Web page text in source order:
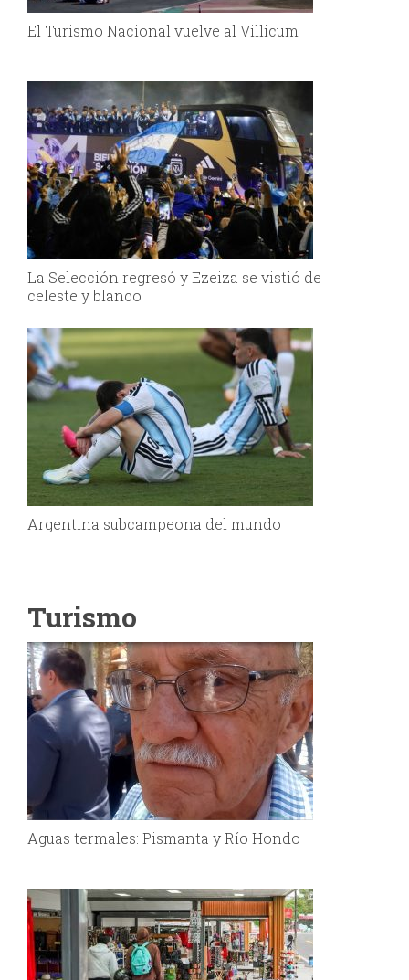
El Turismo Nacional vuelve al Villicum
La Selección regresó y Ezeiza se vistió de
celeste y blanco
Argentina subcampeona del mundo
Turismo
Aguas termales: Pismanta y Río Hondo